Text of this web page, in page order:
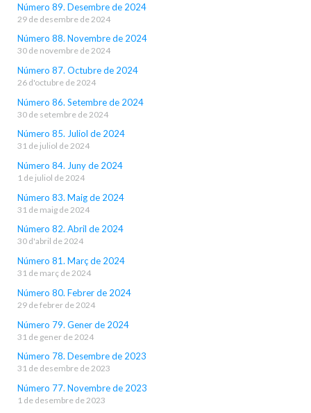
Número 89. Desembre de 2024
29 de desembre de 2024
Número 88. Novembre de 2024
30 de novembre de 2024
Número 87. Octubre de 2024
26 d'octubre de 2024
Número 86. Setembre de 2024
30 de setembre de 2024
Número 85. Juliol de 2024
31 de juliol de 2024
Número 84. Juny de 2024
1 de juliol de 2024
Número 83. Maig de 2024
31 de maig de 2024
Número 82. Abril de 2024
30 d'abril de 2024
Número 81. Març de 2024
31 de març de 2024
Número 80. Febrer de 2024
29 de febrer de 2024
Número 79. Gener de 2024
31 de gener de 2024
Número 78. Desembre de 2023
31 de desembre de 2023
Número 77. Novembre de 2023
1 de desembre de 2023